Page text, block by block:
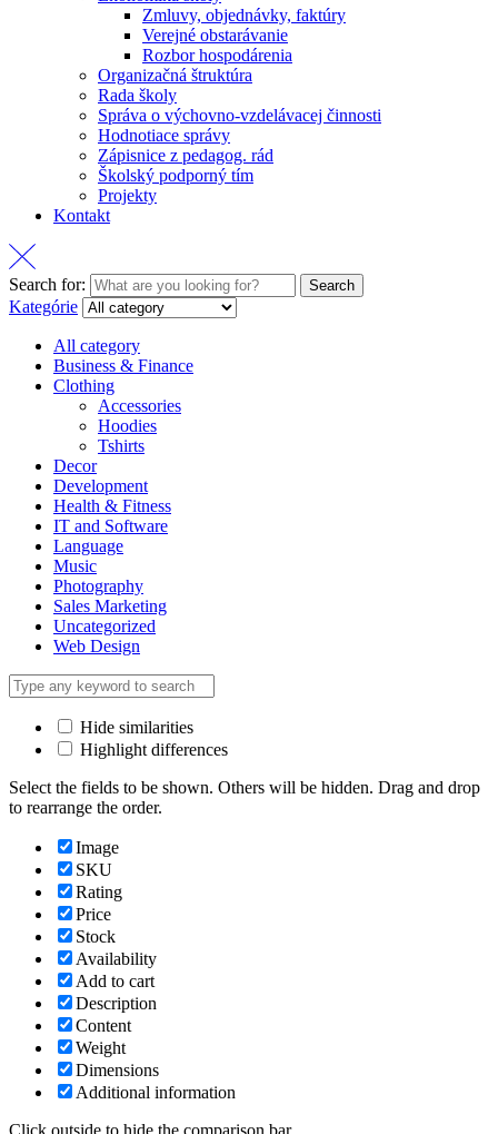
Zmluvy, objednávky, faktúry
Verejné obstarávanie
Rozbor hospodárenia
Organizačná štruktúra
Rada školy
Správa o výchovno-vzdelávacej činnosti
Hodnotiace správy
Zápisnice z pedagog. rád
Školský podporný tím
Projekty
Kontakt
Search for: Search
Kategórie
All category
Business & Finance
Clothing
Accessories
Hoodies
Tshirts
Decor
Development
Health & Fitness
IT and Software
Language
Music
Photography
Sales Marketing
Uncategorized
Web Design
Hide similarities
Highlight differences
Select the fields to be shown. Others will be hidden. Drag and drop
to rearrange the order.
Image
SKU
Rating
Price
Stock
Availability
Add to cart
Description
Content
Weight
Dimensions
Additional information
Click outside to hide the comparison bar